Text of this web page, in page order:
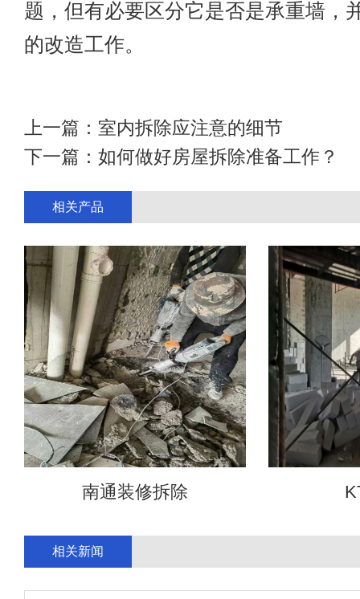
题，但有必要区分它是否是承重墙，
的改造工作。
上一篇： 室内拆除应注意的细节
下一篇： 如何做好房屋拆除准备工作？
相关产品
南通装修拆除
相关新闻